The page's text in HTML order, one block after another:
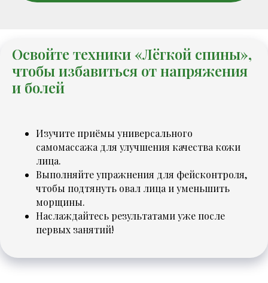
Освойте техники «Лёгкой спины»,
чтобы избавиться от напряжения
и болей
Изучите приёмы универсального
самомассажа для улучшения качества кожи
лица.
Выполняйте упражнения для фейсконтроля,
чтобы подтянуть овал лица и уменьшить
морщины.
Наслаждайтесь результатами уже после
первых занятий!